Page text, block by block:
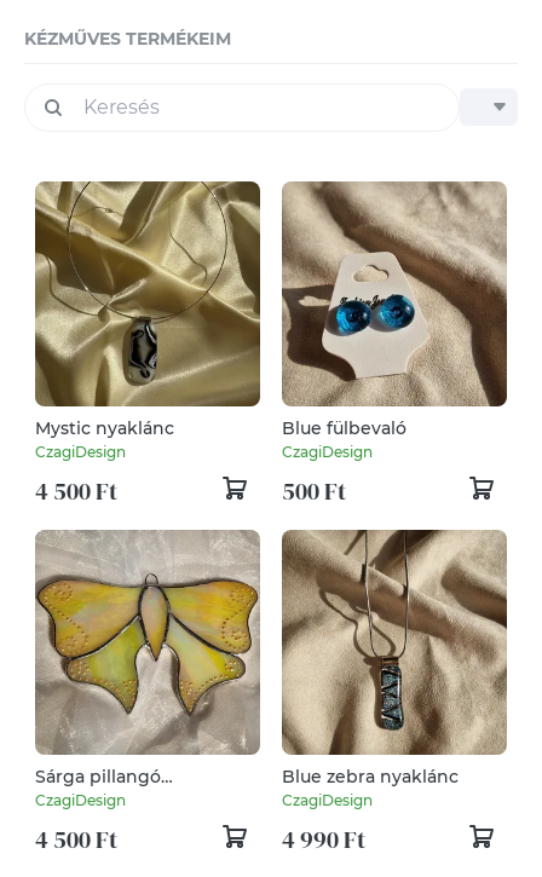
KÉZMŰVES TERMÉKEIM
Mystic nyaklánc
CzagiDesign
4 500 Ft
Blue fülbevaló
CzagiDesign
500 Ft
Sárga pillangó
fénycsapda
CzagiDesign
4 500 Ft
Blue zebra nyaklánc
CzagiDesign
4 990 Ft